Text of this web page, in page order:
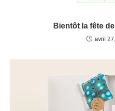
Bientôt la fête
avril